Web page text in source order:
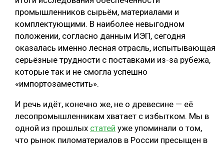
промышленников сырьём, материалами и
комплектующими. В наиболее невыгодном
положении, согласно данным ИЭП, сегодня
оказалась именно лесная отрасль, испытывающая
серьёзные трудности с поставками из-за рубежа,
которые так и не смогла успешно
«импортозаместить».
И речь идёт, конечно же, не о древесине — её
лесопромышленникам хватает с избытком. Мы в
одной из прошлых статей уже упоминали о том,
что рынок пиломатериалов в России пресыщен в